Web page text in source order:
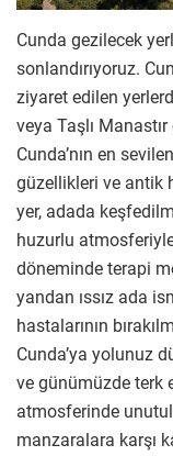
Cunda gezilecek
sonlandırıyoruz.
ziyaret edilen
veya Taşlı
Cunda’nın en
güzellikleri ve antik
yer, adada
huzurlu
döneminde terapi
yandan ıssız ada
hastalarının
Cunda’ya yolunuz
ve günümüzde terk
atmosferinde
manzaralara karşı